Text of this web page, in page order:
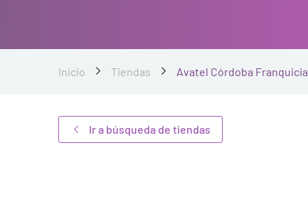
Inicio Tiendas Avatel Córdoba Franquicia
Ir a búsqueda de tiendas